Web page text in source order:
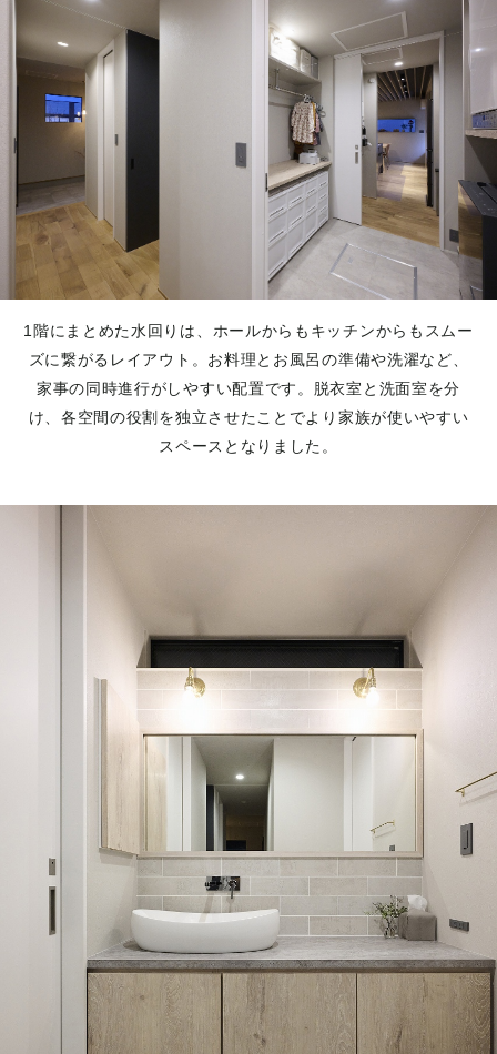
1階にまとめた水回りは、ホールからもキッチンからもスムー
ズに繋がるレイアウト。お料理とお風呂の準備や洗濯など、
家事の同時進行がしやすい配置です。脱衣室と洗面室を分
け、各空間の役割を独立させたことでより家族が使いやすい
スペースとなりました。